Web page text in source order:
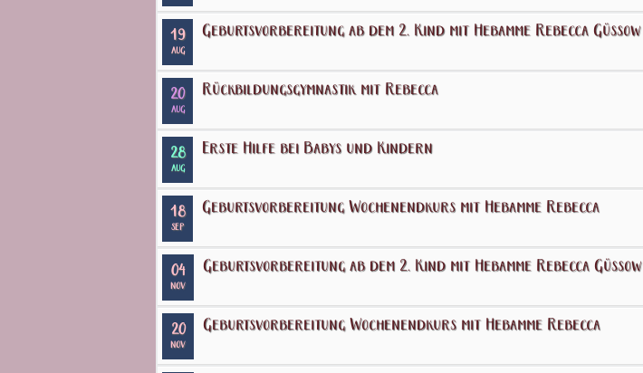
19
AUG
Geburtsvorbereitung ab dem 2. Kind mit Hebamme Rebecca Güssow
20
AUG
Rückbildungsgymnastik mit Rebecca
28
AUG
Erste Hilfe bei Babys und Kindern
18
SEP
Geburtsvorbereitung Wochenendkurs mit Hebamme Rebecca
04
NOV
Geburtsvorbereitung ab dem 2. Kind mit Hebamme Rebecca Güssow
20
NOV
Geburtsvorbereitung Wochenendkurs mit Hebamme Rebecca